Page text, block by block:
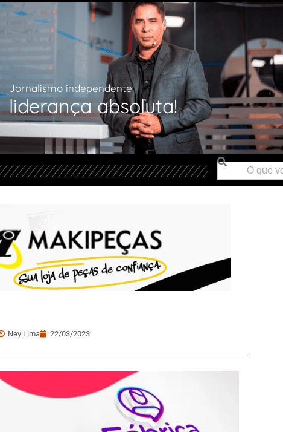
Jornalismo independente
liderança absoluta!
Ney Lima 22/03/2023